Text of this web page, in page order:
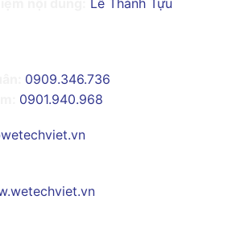
Lê Thành Tựu
0909.346.736
0901.940.968